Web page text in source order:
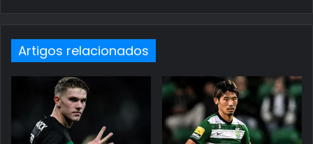
Artigos relacionados